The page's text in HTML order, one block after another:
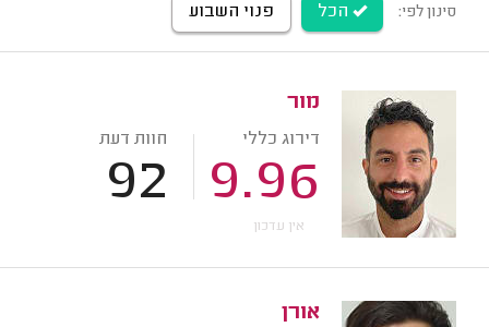
סינון לפי: הכל פנוי השבוע
מור
דירוג כללי
9.96
חוות דעת
92
אין עדכון
אורן